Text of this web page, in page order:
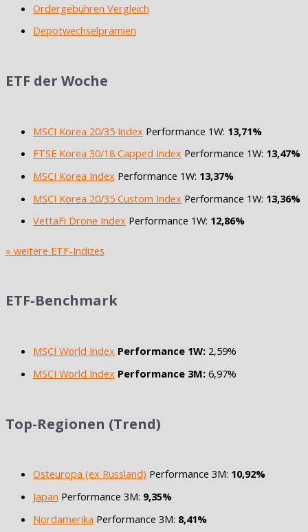
Ordergebühren Vergleich
Depotwechselprämien
ETF der Woche
MSCI Korea 20/35 Index Performance 1W: 13,71%
FTSE Korea 30/18 Capped Index Performance 1W: 13,47%
MSCI Korea Index Performance 1W: 13,37%
MSCI Korea 20/35 Custom Index Performance 1W: 13,36%
VettaFi Drone Index Performance 1W: 12,86%
» weitere ETF-Indizes
ETF-Benchmark
MSCI World Index Performance 1W: 2,59%
MSCI World Index Performance 3M: 6,97%
Top-Regionen (Trend)
Osteuropa (ex Russland) Performance 3M: 10,92%
Japan Performance 3M: 9,35%
Nordamerika Performance 3M: 8,41%